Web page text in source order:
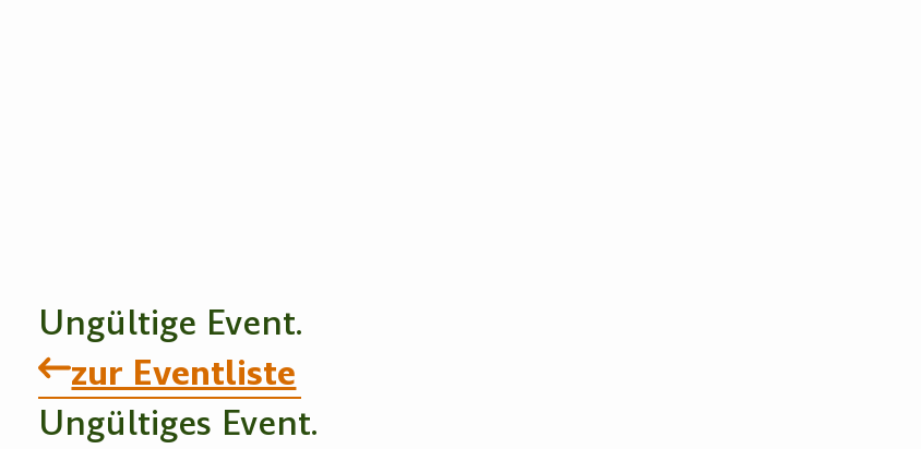
Ungültige Event.
zur Eventliste
Ungültiges Event.